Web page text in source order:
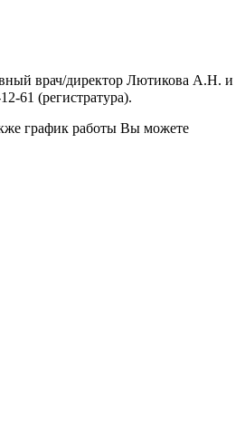
врач/директор Лютикова А.Н. и
61 (регистратура).
график работы Вы можете